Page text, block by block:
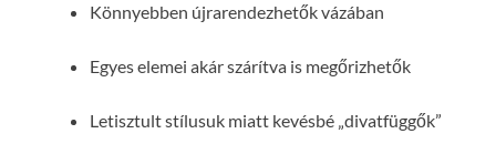
Könnyebben újrarendezhetők vázában
Egyes elemei akár szárítva is megőrizhetők
Letisztult stílusuk miatt kevésbé „divatfüggők”